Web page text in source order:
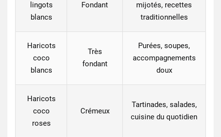
lingots
blancs
Fondant
mijotés, recettes
traditionnelles
Haricots
coco
blancs
Très
fondant
Purées, soupes,
accompagnements
doux
Haricots
coco
roses
Crémeux
Tartinades, salades,
cuisine du quotidien